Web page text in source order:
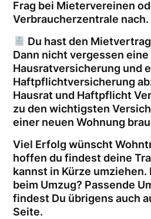
Frag bei Mietervereinen
Verbraucherzentrale nach.
Du hast den
Dann nicht vergessen eine
Hausratversicherung und
Haftpflichtversicherung
Hausrat und Haftpflicht
zu den wichtigsten
einer neuen Wohnung
Viel Erfolg wünscht
hoffen du findest deine
kannst in Kürze umziehen.
beim Umzug? Passende
findest Du übrigens auch
Seite.